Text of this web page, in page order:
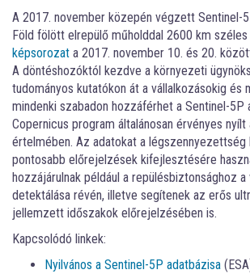
A 2017. november közepén végzett Sentinel-
Föld fölött elrepülő műholddal 2600 km
képsorozat a 2017. november 10. és 20.
A döntéshozóktól kezdve a környezeti
tudományos kutatókon át a vállalkozásokig és
mindenki szabadon hozzáférhet a Sentinel-5P
Copernicus program általánosan érvényes
értelmében. Az adatokat a légszennyezettség
pontosabb előrejelzések kifejlesztésére
hozzájárulnak például a repülésbiztonsághoz a
detektálása révén, illetve segítenek az erős
jellemzett időszakok előrejelzésében is.
Kapcsolódó linkek:
Nyilvános a Sentinel-5P adatbázisa